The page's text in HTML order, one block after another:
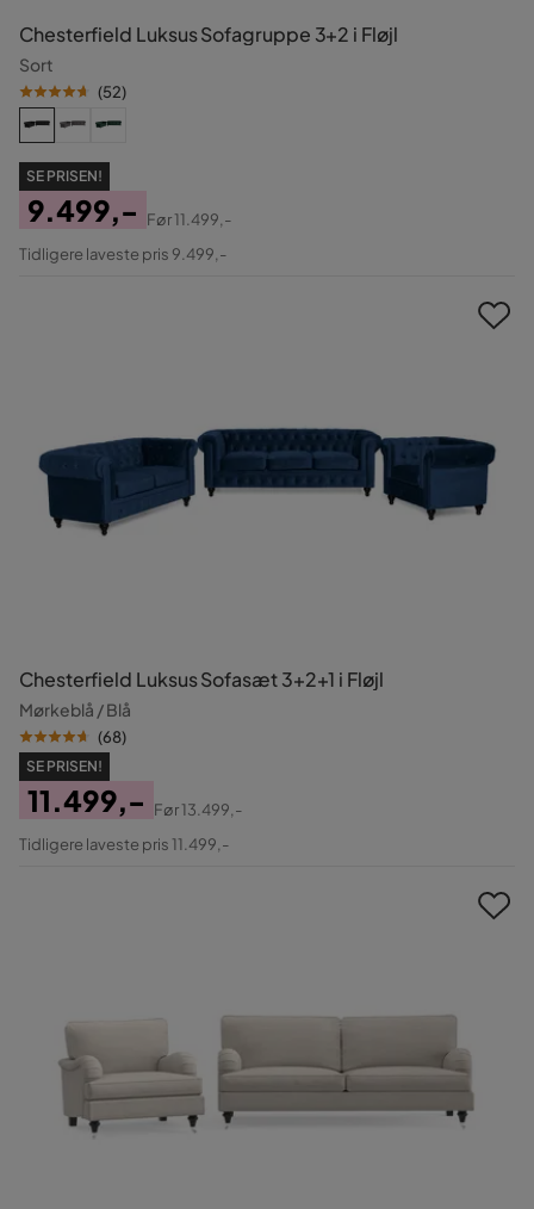
Chesterfield Luksus Sofagruppe 3+2 i Fløjl
Sort
(52)
SE PRISEN!
Pris
9.499,-
Original
Før11.499,-
Tidligere laveste pris 9.499,-
Chesterfield Luksus Sofasæt 3+2+1 i Fløjl
Mørkeblå / Blå
(68)
SE PRISEN!
Pris
11.499,-
Original
Før13.499,-
Tidligere laveste pris 11.499,-